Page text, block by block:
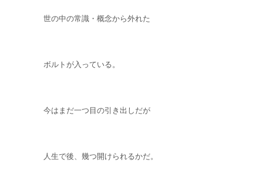
世の中の常識・概念から外れた
ボルトが入っている。
今はまだ一つ目の引き出しだが
人生で後、幾つ開けられるかだ。